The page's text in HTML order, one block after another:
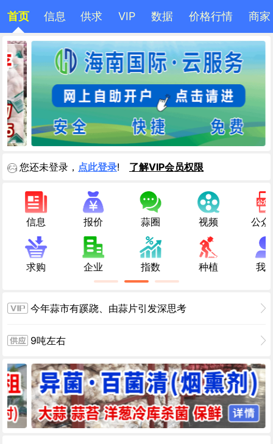
首页 信息 供求 VIP 数据 价格行情 商家
您还未登录， 点此登录! 了解VIP会员权限
信息 报价 蒜圈 视频
求购 企业 指数 种植
公众
我
今年蒜市有蹊跷、由蒜片引发深思考
9吨左右